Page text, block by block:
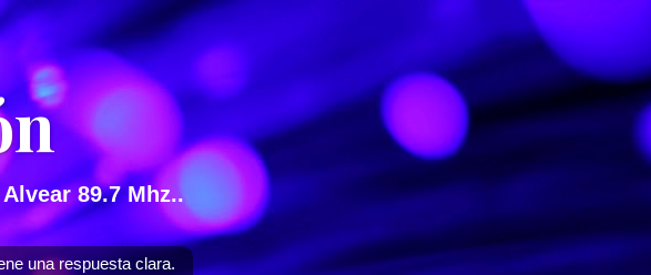
89.7 Mhz..
una respuesta clara.